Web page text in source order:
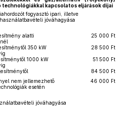
kapcsolatos eljárások díjai
fogyasztó ipari, illetve
jóváhagyása
alatti
25 000 Ft
350 kW
28 500 Ft
1000 kW
51 500 Ft
84 500 Ft
nem jellemezhető
esetén
46 000 Ft
jóváhagyása